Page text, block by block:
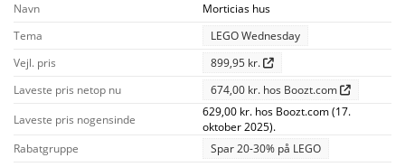
Navn
Morticias hus
Tema
LEGO Wednesday
Vejl. pris
899,95 kr.
Laveste pris netop nu
674,00 kr. hos Boozt.com
Laveste pris nogensinde
629,00 kr. hos Boozt.com (17.
oktober 2025).
Rabatgruppe
Spar 20-30% på LEGO